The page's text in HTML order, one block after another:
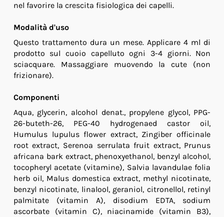
nel favorire la crescita fisiologica dei capelli.
Modalità d'uso
Questo trattamento dura un mese. Applicare 4 ml di
prodotto sul cuoio capelluto ogni 3-4 giorni. Non
sciacquare. Massaggiare muovendo la cute (non
frizionare).
Componenti
Aqua, glycerin, alcohol denat., propylene glycol, PPG-
26-buteth-26, PEG-40 hydrogenaed castor oil,
Humulus lupulus flower extract, Zingiber officinale
root extract, Serenoa serrulata fruit extract, Prunus
africana bark extract, phenoxyethanol, benzyl alcohol,
tocopheryl acetate (vitamine), Salvia lavandulae folia
herb oil, Malus domestica extract, methyl nicotinate,
benzyl nicotinate, linalool, geraniol, citronellol, retinyl
palmitate (vitamin A), disodium EDTA, sodium
ascorbate (vitamin C), niacinamide (vitamin B3),